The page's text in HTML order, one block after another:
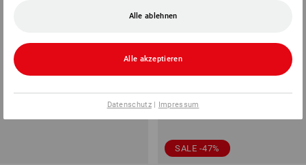
SALE -47%
Alle ablehnen
Alle akzeptieren
Datenschutz| Impressum